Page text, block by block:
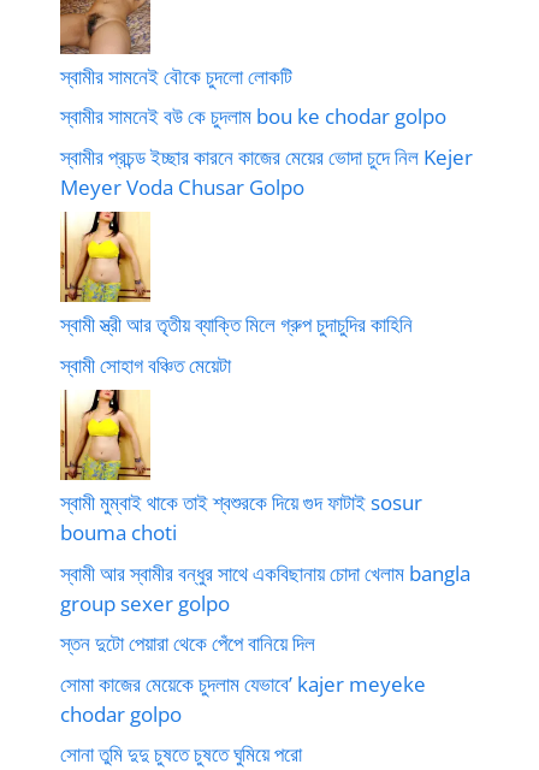
স্বামীর সামনেই বৌকে চুদলো লোকটি
স্বামীর সামনেই বউ কে চুদলাম bou ke chodar golpo
স্বামীর প্রচন্ড ইচ্ছার কারনে কাজের মেয়ের ভোদা চুদে নিল Kejer
Meyer Voda Chusar Golpo
স্বামী স্ত্রী আর তৃতীয় ব্যাক্তি মিলে গ্রুপ চুদাচুদির কাহিনি
স্বামী সোহাগ বঞ্চিত মেয়েটা
স্বামী মুম্বাই থাকে তাই শ্বশুরকে দিয়ে গুদ ফাটাই sosur
bouma choti
স্বামী আর স্বামীর বন্ধুর সাথে একবিছানায় চোদা খেলাম bangla
group sexer golpo
স্তন দুটো পেয়ারা থেকে পেঁপে বানিয়ে দিল
সোমা কাজের মেয়েকে চুদলাম যেভাবে’ kajer meyeke
chodar golpo
সোনা তুমি দুদু চুষতে চুষতে ঘুমিয়ে পরো